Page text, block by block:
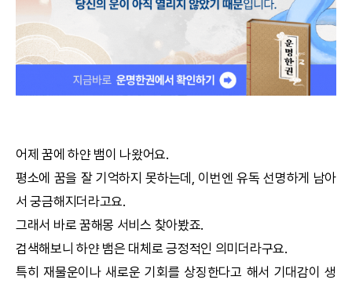
꿈해몽
수리사주
문의사항
어제 꿈에 하얀 뱀이 나왔어요.
평소에 꿈을 잘 기억하지 못하는데, 이번엔 유독 선명하게 남아
서 궁금해지더라고요.
그래서 바로 꿈해몽 서비스 찾아봤죠.
검색해보니 하얀 뱀은 대체로 긍정적인 의미더라구요.
특히 재물운이나 새로운 기회를 상징한다고 해서 기대감이 생